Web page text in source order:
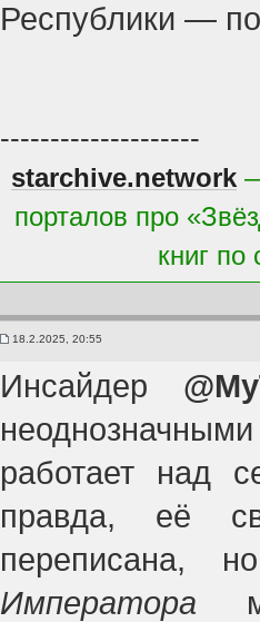
Республики —
--------------------
starchive.network
порталов про
книг по
18.2.2025, 20:55
Инсайдер
работает над
правда, её
переписана,
Императора